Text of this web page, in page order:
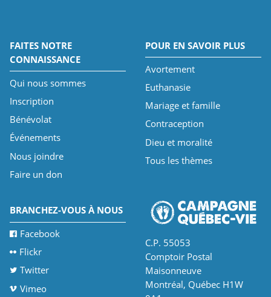
FAITES NOTRE
CONNAISSANCE
Qui nous sommes
Inscription
Bénévolat
Événements
Nous joindre
Faire un don
POUR EN SAVOIR PLUS
Avortement
Euthanasie
Mariage et famille
Contraception
Dieu et moralité
Tous les thèmes
BRANCHEZ-VOUS À NOUS
Facebook
Flickr
Twitter
Vimeo
C.P. 55053
Comptoir Postal
Maisonneuve
Montréal, Québec H1W